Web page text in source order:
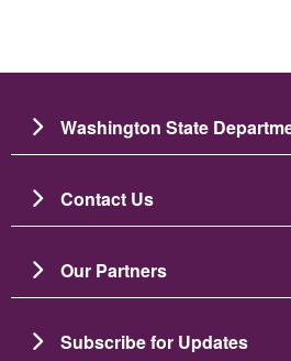
Washington State
Contact Us
Our Partners
Subscribe for Updates